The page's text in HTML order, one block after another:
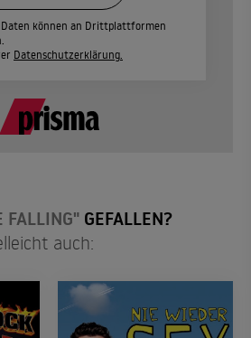
Daten können an Drittplattformen
Datenschutzerklärung.
FALLING" GEFALLEN?
auch: